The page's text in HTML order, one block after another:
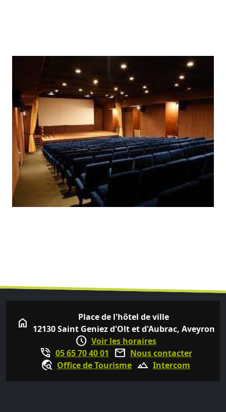
home
Place de l'hôtel de ville
12130 Saint Geniez d'Olt et d'Aubrac, Aveyron
schedule Voir les horaires
phone_in_talk 05 65 70 40 01 mail Nous contacter
travel_explore Office de Tourisme terrain Intercom